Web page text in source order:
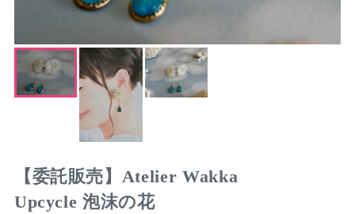
【委託販売】Atelier Wakka
Upcycle 泡沫の花